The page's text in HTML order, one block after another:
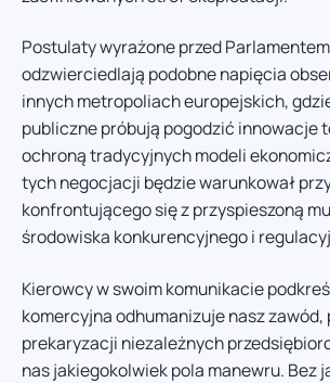
Postulaty wyrażone przed
odzwierciedlają podobne napięcia
innych metropoliach europejskich,
publiczne próbują pogodzić innowacje
ochroną tradycyjnych modeli
tych negocjacji będzie warunkował
konfrontującego się z przyspieszoną
środowiska konkurencyjnego i
Kierowcy w swoim komunikacie
komercyjna odhumanizuje nasz zawód,
prekaryzacji niezależnych
nas jakiegokolwiek pola manewru. Bez